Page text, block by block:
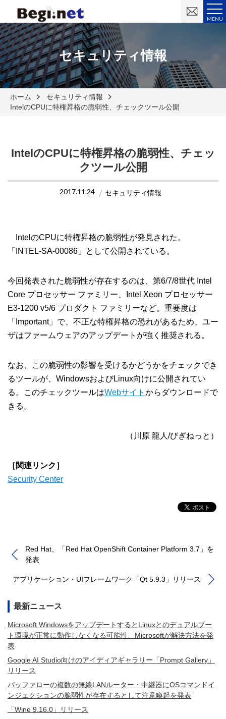
MENU
い
セキュリティ情報
ホーム
セキュリティ情報
IntelのCPUに特権昇格の脆弱性、チェックツール公開
IntelのCPUに特権昇格の脆弱性、チェッ
クツール公開
2017.11.24 セキュリティ情報
IntelのCPUに特権昇格の脆弱性が発見された。
「INTEL-SA-00086」として公開されている。
今回発表された脆弱性が存在するのは、第6/7/8世代 Intel
Core プロセッサー ファミリー、Intel Xeon プロセッサー
E3-1200 v5/6 プロダクト ファミリーなど。重要度は
「Important」で、不正な特権昇格の恐れがあるため、ユー
ザはファームウェアのアップデートが強く推奨される。
なお、この脆弱性の影響を受けるかどうかをチェックでき
るツールが、WindowsおよびLinux向けに公開されてい
る。このチェックツールはWebサイト からダウンロードで
きる。
（川原 龍人/びぎねっと）
［関連リンク］
Security Center
Red Hat、「Red Hat OpenShift Container Platform 3.7」を
発表
アプリケーション・UIフレームワーク「Qt 5.9.3」リリース
最新ニュース
Microsoft WindowsをアップデートするとLinuxとのデュアルブー
ト環境が正常に動作しなくなる可能性、Microsoftが解決方法を発
表
Google AI Studio向けのアイディアギャラリー「Prompt Gallery」
リリース
バッファローの複数の無線LANルーター・中継器にOSコマンドイ
ンジェクションの脆弱性が存在するとして注意喚起を発表
「Wine 9.16.0」リリース